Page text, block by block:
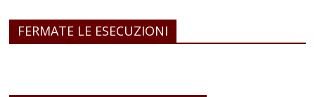
FERMATE LE ESECUZIONI